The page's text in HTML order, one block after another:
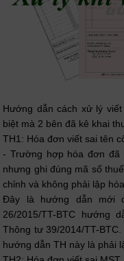
Hướng dẫn cách xử lý
biệt mà 2 bên đã kê khai
TH1: Hóa đơn viết sai tên
- Trường hợp hóa đơn đã
nhưng ghi đúng mã số
chỉnh và không phải lập
Đây là hướng dẫn mới
26/2015/TT-BTC hướng
Thông tư 39/2014/TT-
hướng dẫn TH này là phải